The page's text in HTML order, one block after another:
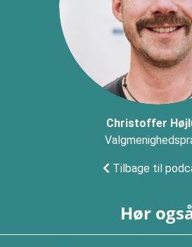
Christoffer
Tilbage til
Hør